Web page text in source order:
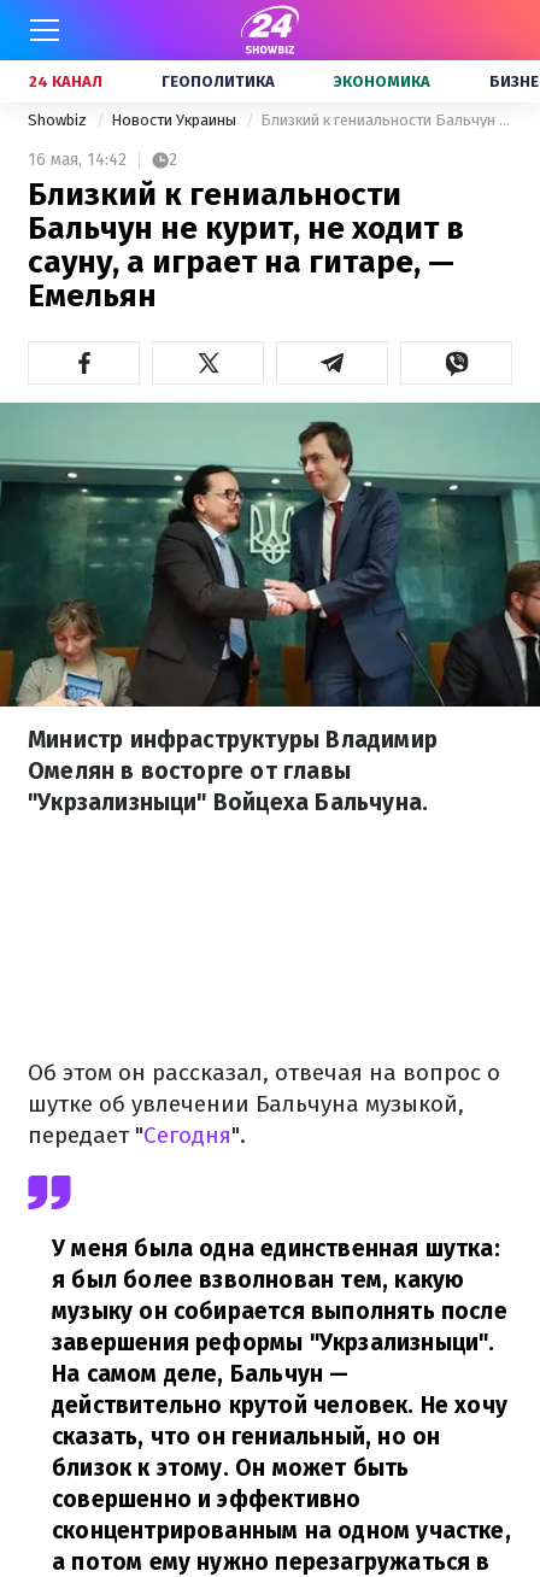
24 КАНАЛ ГЕОПОЛИТИКА ЭКОНОМИКА
Showbiz Новости Украины Близкий к гениальности Бальчун не курит, не ходит в сауну, а играет на гитаре, — Емельян
16 мая, 14:42 2
Близкий к гениальности
Бальчун не курит, не ходит в
сауну, а играет на гитаре, —
Емельян
Министр инфраструктуры Владимир
Омелян в восторге от главы
"Укрзализныци" Войцеха Бальчуна.
Об этом он рассказал, отвечая на вопрос о
шутке об увлечении Бальчуна музыкой,
передает "Сегодня".
У меня была одна единственная шутка:
я был более взволнован тем, какую
музыку он собирается выполнять после
завершения реформы "Укрзализныци".
На самом деле, Бальчун —
действительно крутой человек. Не хочу
сказать, что он гениальный, но он
близок к этому. Он может быть
совершенно и эффективно
сконцентрированным на одном участке,
а потом ему нужно перезагружаться в